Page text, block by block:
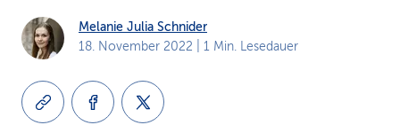
Melanie Julia Schnider
18. November 2022 | 1 Min. Lesedauer